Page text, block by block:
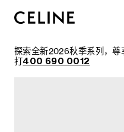
探索全新2026秋季系列，
打400 690 0012